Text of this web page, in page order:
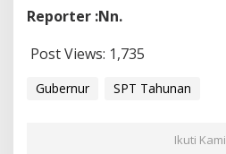
Reporter :Nn.
Post Views: 1,735
Gubernur SPT Tahunan
Ikuti Kami